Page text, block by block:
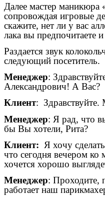
Далее мастер маникюра
сопровождая игровые
скажите, нет ли у вас
лака вы предпочитаете
Раздается звук
следующий посетитель.
Менеджер:
Александрович! А Вас?
Клиент: Здравствуйте.
Менеджер: Я рад, что
бы Вы хотели, Рита?
Клиент: Я хочу
что сегодня вечером ко
хочется хорошо
Менеджер: Проходите,
работает наш